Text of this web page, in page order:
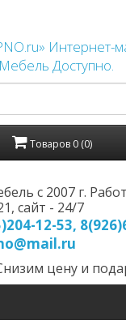
Товаров 0 (0)
с 2007 г.
cайт - 24/7
12-53,
цену и